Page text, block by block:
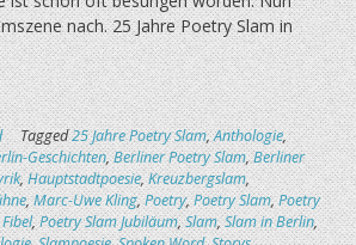
nach. 25 Jahre Poetry Slam in
Tagged25 Jahre Poetry Slam,Anthologie,
Geschichten,Berliner Poetry Slam,Berliner
,Hauptstadtpoesie,Kreuzbergslam,
,Marc-Uwe Kling,Poetry,Poetry Slam,Poetry
,Poetry Slam Jubiläum,Slam,Slam in Berlin,